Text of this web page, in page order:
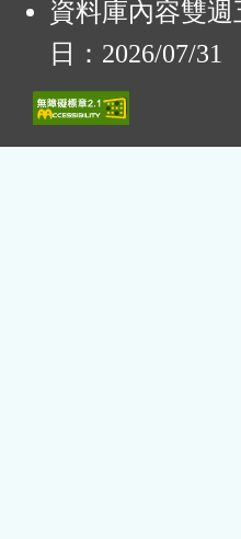
資料庫內容雙
日：2026/07/31